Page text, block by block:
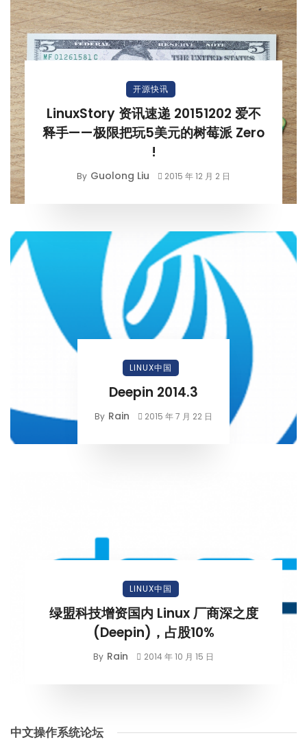
开源快讯
LinuxStory 资讯速递 20151202 爱不
释手——极限把玩5美元的树莓派 Zero
!
By Guolong Liu 2015 年 12 月 2 日
LINUX中国
Deepin 2014.3
By Rain 2015 年 7 月 22 日
LINUX中国
绿盟科技增资国内 Linux 厂商深之度
(Deepin)，占股10%
By Rain 2014 年 10 月 15 日
中文操作系统论坛